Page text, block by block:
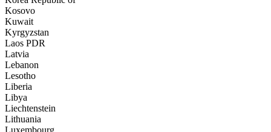
Kosovo
Kuwait
Kyrgyzstan
Laos PDR
Latvia
Lebanon
Lesotho
Liberia
Libya
Liechtenstein
Lithuania
Luxembourg